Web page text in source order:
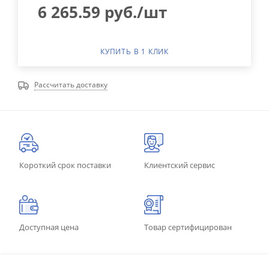
6 265.59 руб./шт
КУПИТЬ В 1 КЛИК
Рассчитать доставку
Короткий срок поставки Клиентский сервис
Доступная цена Товар сертифицирован